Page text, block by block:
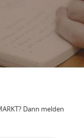
Dann melden